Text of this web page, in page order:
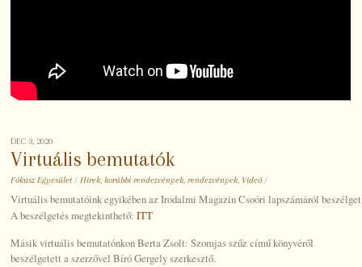
DEC 3, 2020
Virtuális bemutatók
Fókusz Egyesület / Hírek,korábbi rendezvények,rendezvények, Videó /
Virtuális bemutatóink egyikében az Irodalmi Magazin Csoóri lapszámáról
A beszélgetés megtekinthető:ITT
Másik virtuális bemutatónkon Berta Zsolt: Szomjas szűz című könyvéről
beszélgetett a szerzővel Bíró Gergely szerkesztő.